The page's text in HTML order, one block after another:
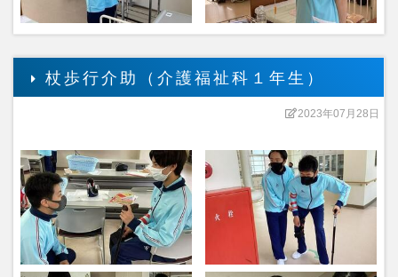
杖歩行介助（介護福祉科１年生）
2023年07月28日